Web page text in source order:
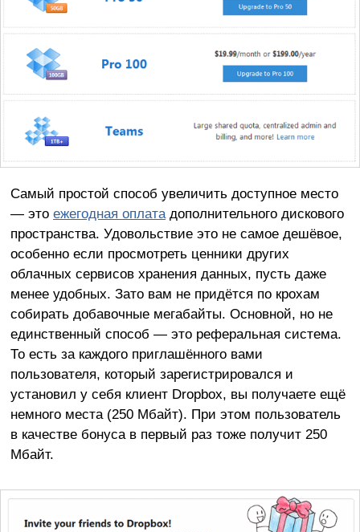
Самый простой способ увеличить доступное место
— это ежегодная оплатадополнительного дискового
пространства. Удовольствие это не самое дешёвое,
особенно если просмотреть ценники других
облачных сервисов хранения данных, пусть даже
менее удобных. Зато вам не придётся по крохам
собирать добавочные мегабайты. Основной, но не
единственный способ — это реферальная система.
То есть за каждого приглашённого вами
пользователя, который зарегистрировался и
установил у себя клиент Dropbox, вы получаете ещё
немного места (250 Мбайт). При этом пользователь
в качестве бонуса в первый раз тоже получит 250
Мбайт.